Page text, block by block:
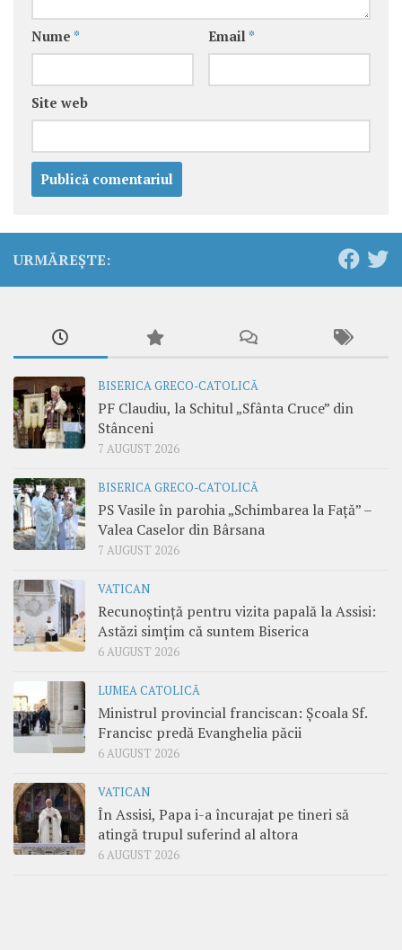
Nume * Email *
Site web
URMĂREȘTE:
BISERICA GRECO-CATOLICĂ
PF Claudiu, la Schitul „Sfânta Cruce” din
Stânceni
7 AUGUST 2026
BISERICA GRECO-CATOLICĂ
PS Vasile în parohia „Schimbarea la Față” –
Valea Caselor din Bârsana
7 AUGUST 2026
VATICAN
Recunoștință pentru vizita papală la Assisi:
Astăzi simțim că suntem Biserica
6 AUGUST 2026
LUMEA CATOLICĂ
Ministrul provincial franciscan: Școala Sf.
Francisc predă Evanghelia păcii
6 AUGUST 2026
VATICAN
În Assisi, Papa i-a încurajat pe tineri să
atingă trupul suferind al altora
6 AUGUST 2026